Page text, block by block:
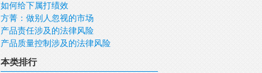
如何给下属打绩效
方菁：做别人忽视的市场
产品责任涉及的法律风险
产品质量控制涉及的法律风险
本类排行